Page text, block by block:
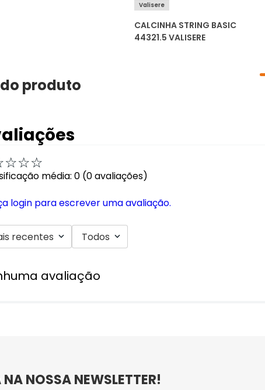
Valisere
CALCINHA STRING BASIC
44321.5 VALISERE
produto
☆☆☆
média: 0 (0 avaliações)
login para escrever uma avaliação.
recentes Todos
avaliação
NOSSA NEWSLETTER!